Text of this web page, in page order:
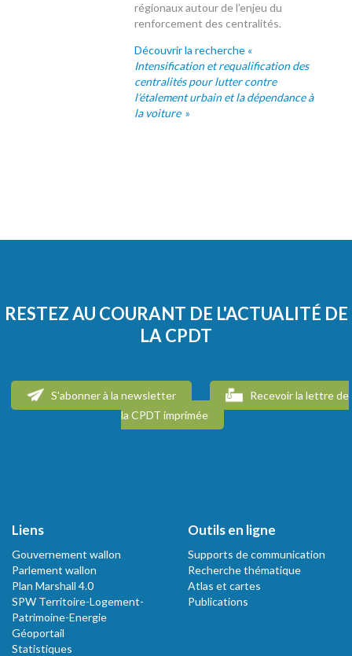
régionaux autour de l’enjeu du
renforcement des centralités.
Découvrir la recherche «
Intensification et requalification des
centralités pour lutter contre
l’étalement urbain et la dépendance à
la voiture »
RESTEZ AU COURANT DE L'ACTUALITÉ DE
LA CPDT
S'abonner à la newsletter
Recevoir la lettre de
la CPDT imprimée
Liens
Gouvernement wallon
Parlement wallon
Plan Marshall 4.0
SPW Territoire-Logement-
Patrimoine-Energie
Géoportail
Statistiques
Outils en ligne
Supports de communication
Recherche thématique
Atlas et cartes
Publications